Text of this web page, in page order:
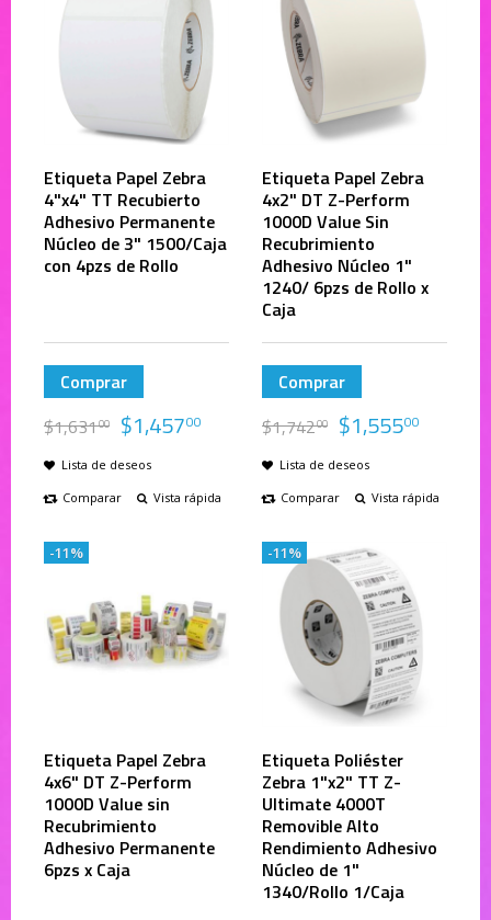
Etiqueta Papel Zebra
4"x4" TT Recubierto
Adhesivo Permanente
Núcleo de 3" 1500/Caja
con 4pzs de Rollo
Comprar
$1,63100 $1,45700
Lista de deseos
Comparar
Vista rápida
Etiqueta Papel Zebra
4x2" DT Z-Perform
1000D Value Sin
Recubrimiento
Adhesivo Núcleo 1"
1240/ 6pzs de Rollo x
Caja
Comprar
$1,74200 $1,55500
Lista de deseos
Comparar
Vista rápida
Etiqueta Papel Zebra
4x6" DT Z-Perform
1000D Value sin
Recubrimiento
Adhesivo Permanente
6pzs x Caja
-11%
Etiqueta Poliéster
Zebra 1"x2" TT Z-
Ultimate 4000T
Removible Alto
Rendimiento Adhesivo
Núcleo de 1"
1340/Rollo 1/Caja
-11%